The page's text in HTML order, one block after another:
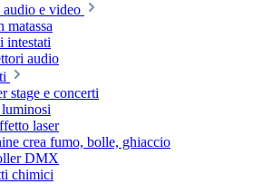
audio e video
matassa
intestati
audio
stage e concerti
laser
crea fumo, bolle, ghiaccio
DMX
chimici